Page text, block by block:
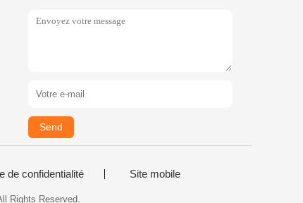
Send
de confidentialité Site mobile
Rights Reserved.